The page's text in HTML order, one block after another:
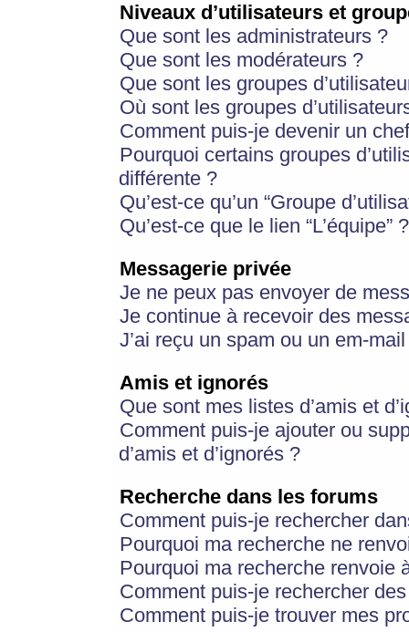
Niveaux d’utilisateurs et
Que sont les administrateurs ?
Que sont les modérateurs ?
Que sont les groupes
Où sont les groupes
Comment puis-je devenir un
Pourquoi certains groupes
différente ?
Qu’est-ce qu’un “Groupe
Qu’est-ce que le lien “L’équipe” ?
Messagerie privée
Je ne peux pas envoyer de
Je continue à recevoir des
J’ai reçu un spam ou un em-
Amis et ignorés
Que sont mes listes d’amis et
Comment puis-je ajouter ou
d’amis et d’ignorés ?
Recherche dans les forums
Comment puis-je rechercher
Pourquoi ma recherche ne
Pourquoi ma recherche renvoie
Comment puis-je rechercher
Comment puis-je trouver mes